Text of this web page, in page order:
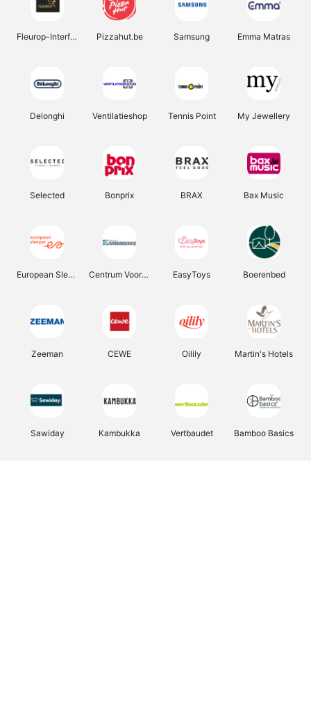
Fleurop-Interflora Pizzahut.be Samsung Emma Matras
Delonghi Ventilatieshop Tennis Point My Jewellery
Selected Bonprix BRAX Bax Music
European Sleeper Centrum Voor Avondonderwijs EasyToys Boerenbed
Zeeman CEWE Oilily Martin's Hotels
Sawiday Kambukka Vertbaudet Bamboo Basics